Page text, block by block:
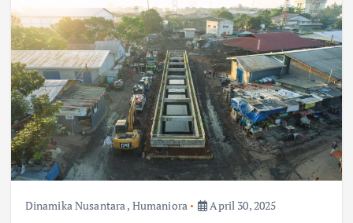
Dinamika Nusantara , Humaniora April 30, 2025